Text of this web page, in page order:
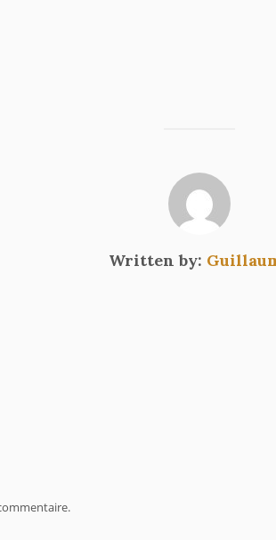
Written by: